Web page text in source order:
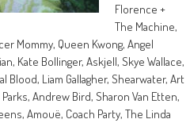
Florence +
The Machine,
Mommy, Queen Kwong, Angel
Kate Bollinger, Askjell, Skye Wallace,
Blood, Liam Gallagher, Shearwater, Art
Andrew Bird, Sharon Van Etten,
Amouë, Coach Party, The Linda